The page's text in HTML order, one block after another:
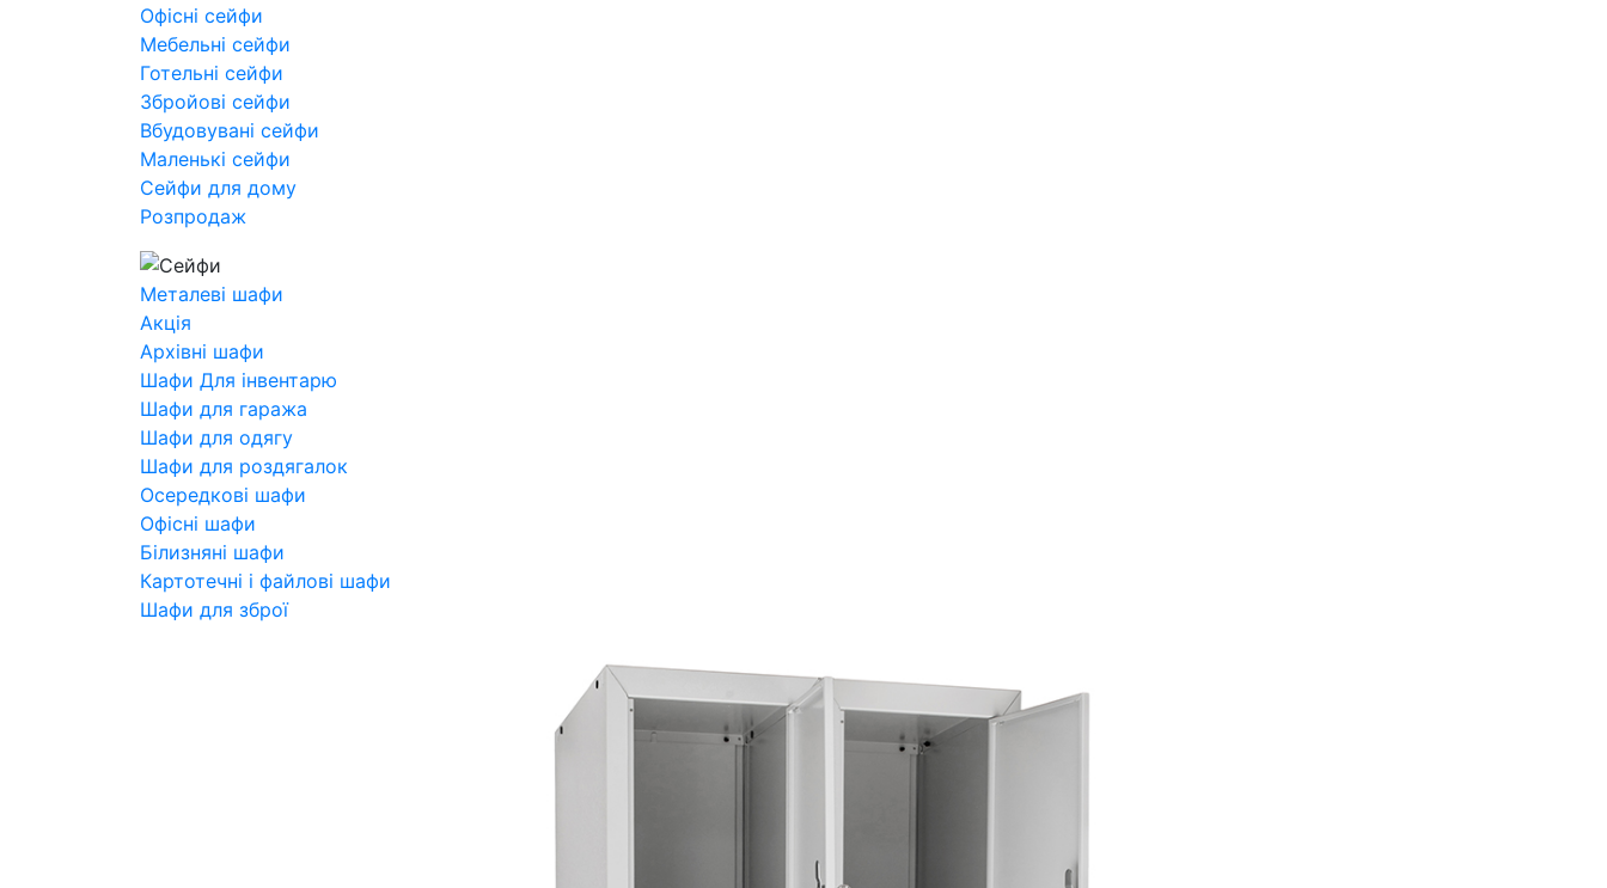
Офісні сейфи
Мебельні сейфи
Готельні сейфи
Збройові сейфи
Вбудовувані сейфи
Маленькі сейфи
Сейфи для дому
Розпродаж
Металеві шафи
Акція
Архівні шафи
Шафи Для інвентарю
Шафи для гаража
Шафи для одягу
Шафи для роздягалок
Осередкові шафи
Офісні шафи
Білизняні шафи
Картотечні і файлові шафи
Шафи для зброї